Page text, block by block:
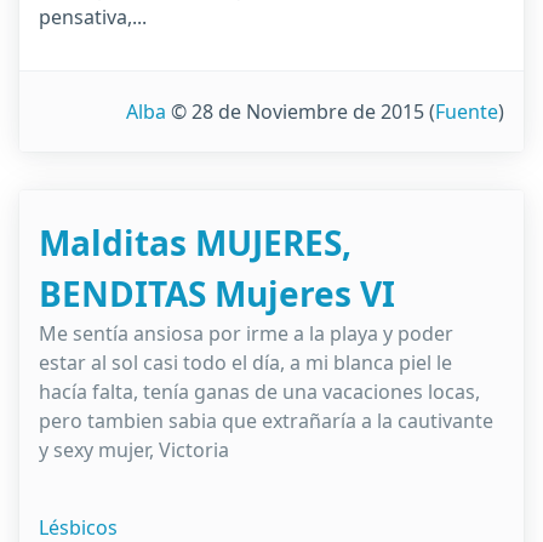
pensativa,...
Alba © 28 de Noviembre de 2015(Fuente)
Malditas MUJERES,
BENDITAS Mujeres VI
Me sentía ansiosa por irme a la playa y poder
estar al sol casi todo el día, a mi blanca piel le
hacía falta, tenía ganas de una vacaciones locas,
pero tambien sabia que extrañaría a la cautivante
y sexy mujer, Victoria
Lésbicos